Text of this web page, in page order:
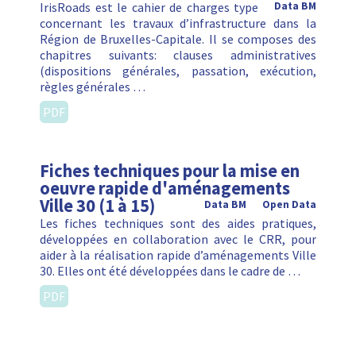
Data BM
IrisRoads est le cahier de charges type
concernant les travaux d’infrastructure dans la
Région de Bruxelles-Capitale. Il se composes des
chapitres suivants: clauses administratives
(dispositions générales, passation, exécution,
règles générales …
PDF
Fiches techniques pour la mise en
oeuvre rapide d'aménagements
Ville 30 (1 à 15) Open Data
Data BM
Les fiches techniques sont des aides pratiques,
développées en collaboration avec le CRR, pour
aider à la réalisation rapide d’aménagements Ville
30. Elles ont été développées dans le cadre de …
PDF